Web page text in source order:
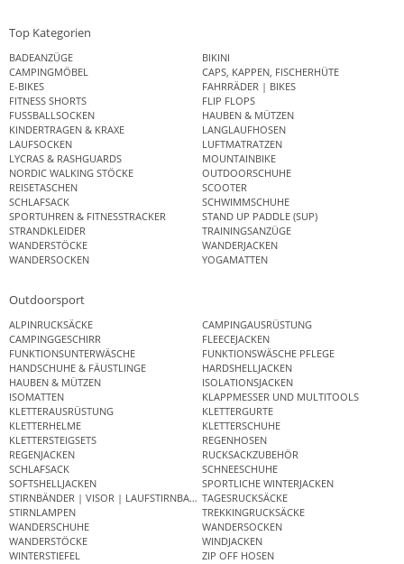
Top Kategorien
BADEANZÜGE
BIKINI
CAMPINGMÖBEL
CAPS, KAPPEN, FISCHERHÜTE
E-BIKES
FAHRRÄDER | BIKES
FITNESS SHORTS
FLIP FLOPS
FUSSBALLSOCKEN
HAUBEN & MÜTZEN
KINDERTRAGEN & KRAXE
LANGLAUFHOSEN
LAUFSOCKEN
LUFTMATRATZEN
LYCRAS & RASHGUARDS
MOUNTAINBIKE
NORDIC WALKING STÖCKE
OUTDOORSCHUHE
REISETASCHEN
SCOOTER
SCHLAFSACK
SCHWIMMSCHUHE
SPORTUHREN & FITNESSTRACKER
STAND UP PADDLE (SUP)
STRANDKLEIDER
TRAININGSANZÜGE
WANDERSTÖCKE
WANDERJACKEN
WANDERSOCKEN
YOGAMATTEN
Outdoorsport
ALPINRUCKSÄCKE
CAMPINGAUSRÜSTUNG
CAMPINGGESCHIRR
FLEECEJACKEN
FUNKTIONSUNTERWÄSCHE
FUNKTIONSWÄSCHE PFLEGE
HANDSCHUHE & FÄUSTLINGE
HARDSHELLJACKEN
HAUBEN & MÜTZEN
ISOLATIONSJACKEN
ISOMATTEN
KLAPPMESSER UND MULTITOOLS
KLETTERAUSRÜSTUNG
KLETTERGURTE
KLETTERHELME
KLETTERSCHUHE
KLETTERSTEIGSETS
REGENHOSEN
REGENJACKEN
RUCKSACKZUBEHÖR
SCHLAFSACK
SCHNEESCHUHE
SOFTSHELLJACKEN
SPORTLICHE WINTERJACKEN
STIRNBÄNDER | VISOR | LAUFSTIRNBANDTAGESRUCKSÄCKE
STIRNLAMPEN
TREKKINGRUCKSÄCKE
WANDERSCHUHE
WANDERSOCKEN
WANDERSTÖCKE
WINDJACKEN
WINTERSTIEFEL
ZIP OFF HOSEN